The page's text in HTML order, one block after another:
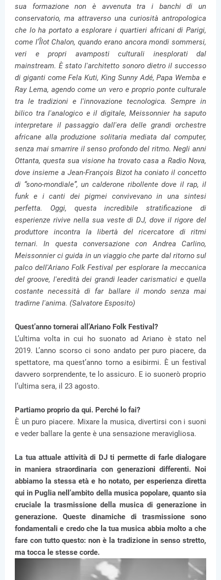
sua formazione non è avvenuta tra i banchi di un
conservatorio, ma attraverso una curiosità antropologica
che lo ha portato a esplorare i quartieri africani di Parigi,
come l’Îlot Chalon, quando erano ancora mondi sommersi,
veri e propri avamposti culturali inesplorati dal
mainstream. È stato l'architetto sonoro dietro il successo
di giganti come Fela Kuti, King Sunny Adé, Papa Wemba e
Ray Lema, agendo come un vero e proprio ponte culturale
tra le tradizioni e l'innovazione tecnologica. Sempre in
bilico tra l'analogico e il digitale, Meissonnier ha saputo
interpretare il passaggio dall'era delle grandi orchestre
africane alla produzione solitaria mediata dal computer,
senza mai smarrire il senso profondo del ritmo. Negli anni
Ottanta, questa sua visione ha trovato casa a Radio Nova,
dove insieme a Jean-François Bizot ha coniato il concetto
di “sono-mondiale”, un calderone ribollente dove il rap, il
funk e i canti dei pigmei convivevano in una sintesi
perfetta. Oggi, questa incredibile stratificazione di
esperienze rivive nella sua veste di DJ, dove il rigore del
produttore incontra la libertà del ricercatore di ritmi
ternari. In questa conversazione con Andrea Carlino,
Meissonnier ci guida in un viaggio che parte dal ritorno sul
palco dell'Ariano Folk Festival per esplorare la meccanica
del groove, l'eredità dei grandi leader carismatici e quella
costante necessità di far ballare il mondo senza mai
tradirne l'anima. (Salvatore Esposito)
Quest’anno tornerai all’Ariano Folk Festival?
L’ultima volta in cui ho suonato ad Ariano è stato nel
2019. L’anno scorso ci sono andato per puro piacere, da
spettatore, ma quest’anno torno a esibirmi. È un festival
davvero sorprendente, te lo assicuro. E io suonerò proprio
l’ultima sera, il 23 agosto.
Partiamo proprio da qui. Perché lo fai?
È un puro piacere. Mixare la musica, divertirsi con i suoni
e veder ballare la gente è una sensazione meravigliosa.
La tua attuale attività di DJ ti permette di farle dialogare
in maniera straordinaria con generazioni differenti. Noi
abbiamo la stessa età e ho notato, per esperienza diretta
qui in Puglia nell’ambito della musica popolare, quanto sia
cruciale la trasmissione della musica di generazione in
generazione. Queste dinamiche di trasmissione sono
fondamentali e credo che la tua musica abbia molto a che
fare con tutto questo: non è la tradizione in senso stretto,
ma tocca le stesse corde.